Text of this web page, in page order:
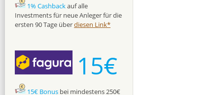
1% Cashbackauf alle
Investments für neue Anleger für die
ersten 90 Tage überdiesen Link*
15€
15€ Bonus bei mindestens 250€